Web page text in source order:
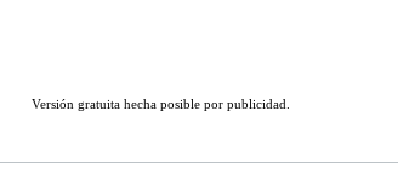
Versión gratuita hecha posible por publicidad.